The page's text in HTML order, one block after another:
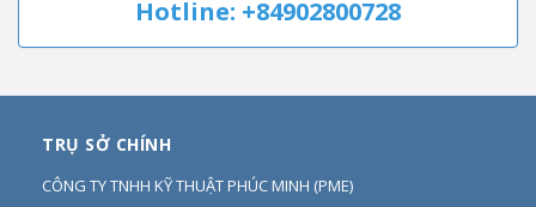
Hotline: +84902800728
TRỤ SỞ CHÍNH
CÔNG TY TNHH KỸ THUẬT PHÚC MINH (PME)